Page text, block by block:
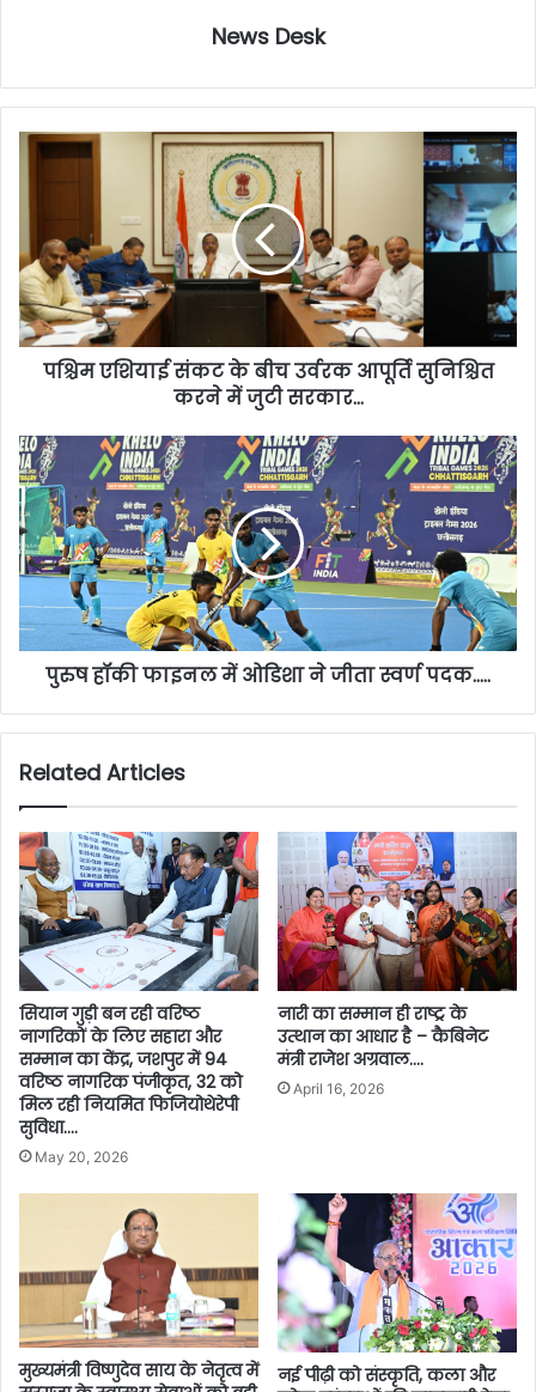
News Desk
पश्चिम एशियाई संकट के बीच उर्वरक आपूर्ति सुनिश्चित
करने में जुटी सरकार…
पुरुष हॉकी फाइनल में ओडिशा ने जीता स्वर्ण पदक…..
Related Articles
सियान गुड़ी बन रही वरिष्ठ
नागरिकों के लिए सहारा और
सम्मान का केंद्र, जशपुर में 94
वरिष्ठ नागरिक पंजीकृत, 32 को
मिल रही नियमित फिजियोथेरेपी
सुविधा….
May 20, 2026
नारी का सम्मान ही राष्ट्र के
उत्थान का आधार है – कैबिनेट
मंत्री राजेश अग्रवाल….
April 16, 2026
मुख्यमंत्री विष्णुदेव साय के नेतृत्व में
नई पीढ़ी को संस्कृति, कला और